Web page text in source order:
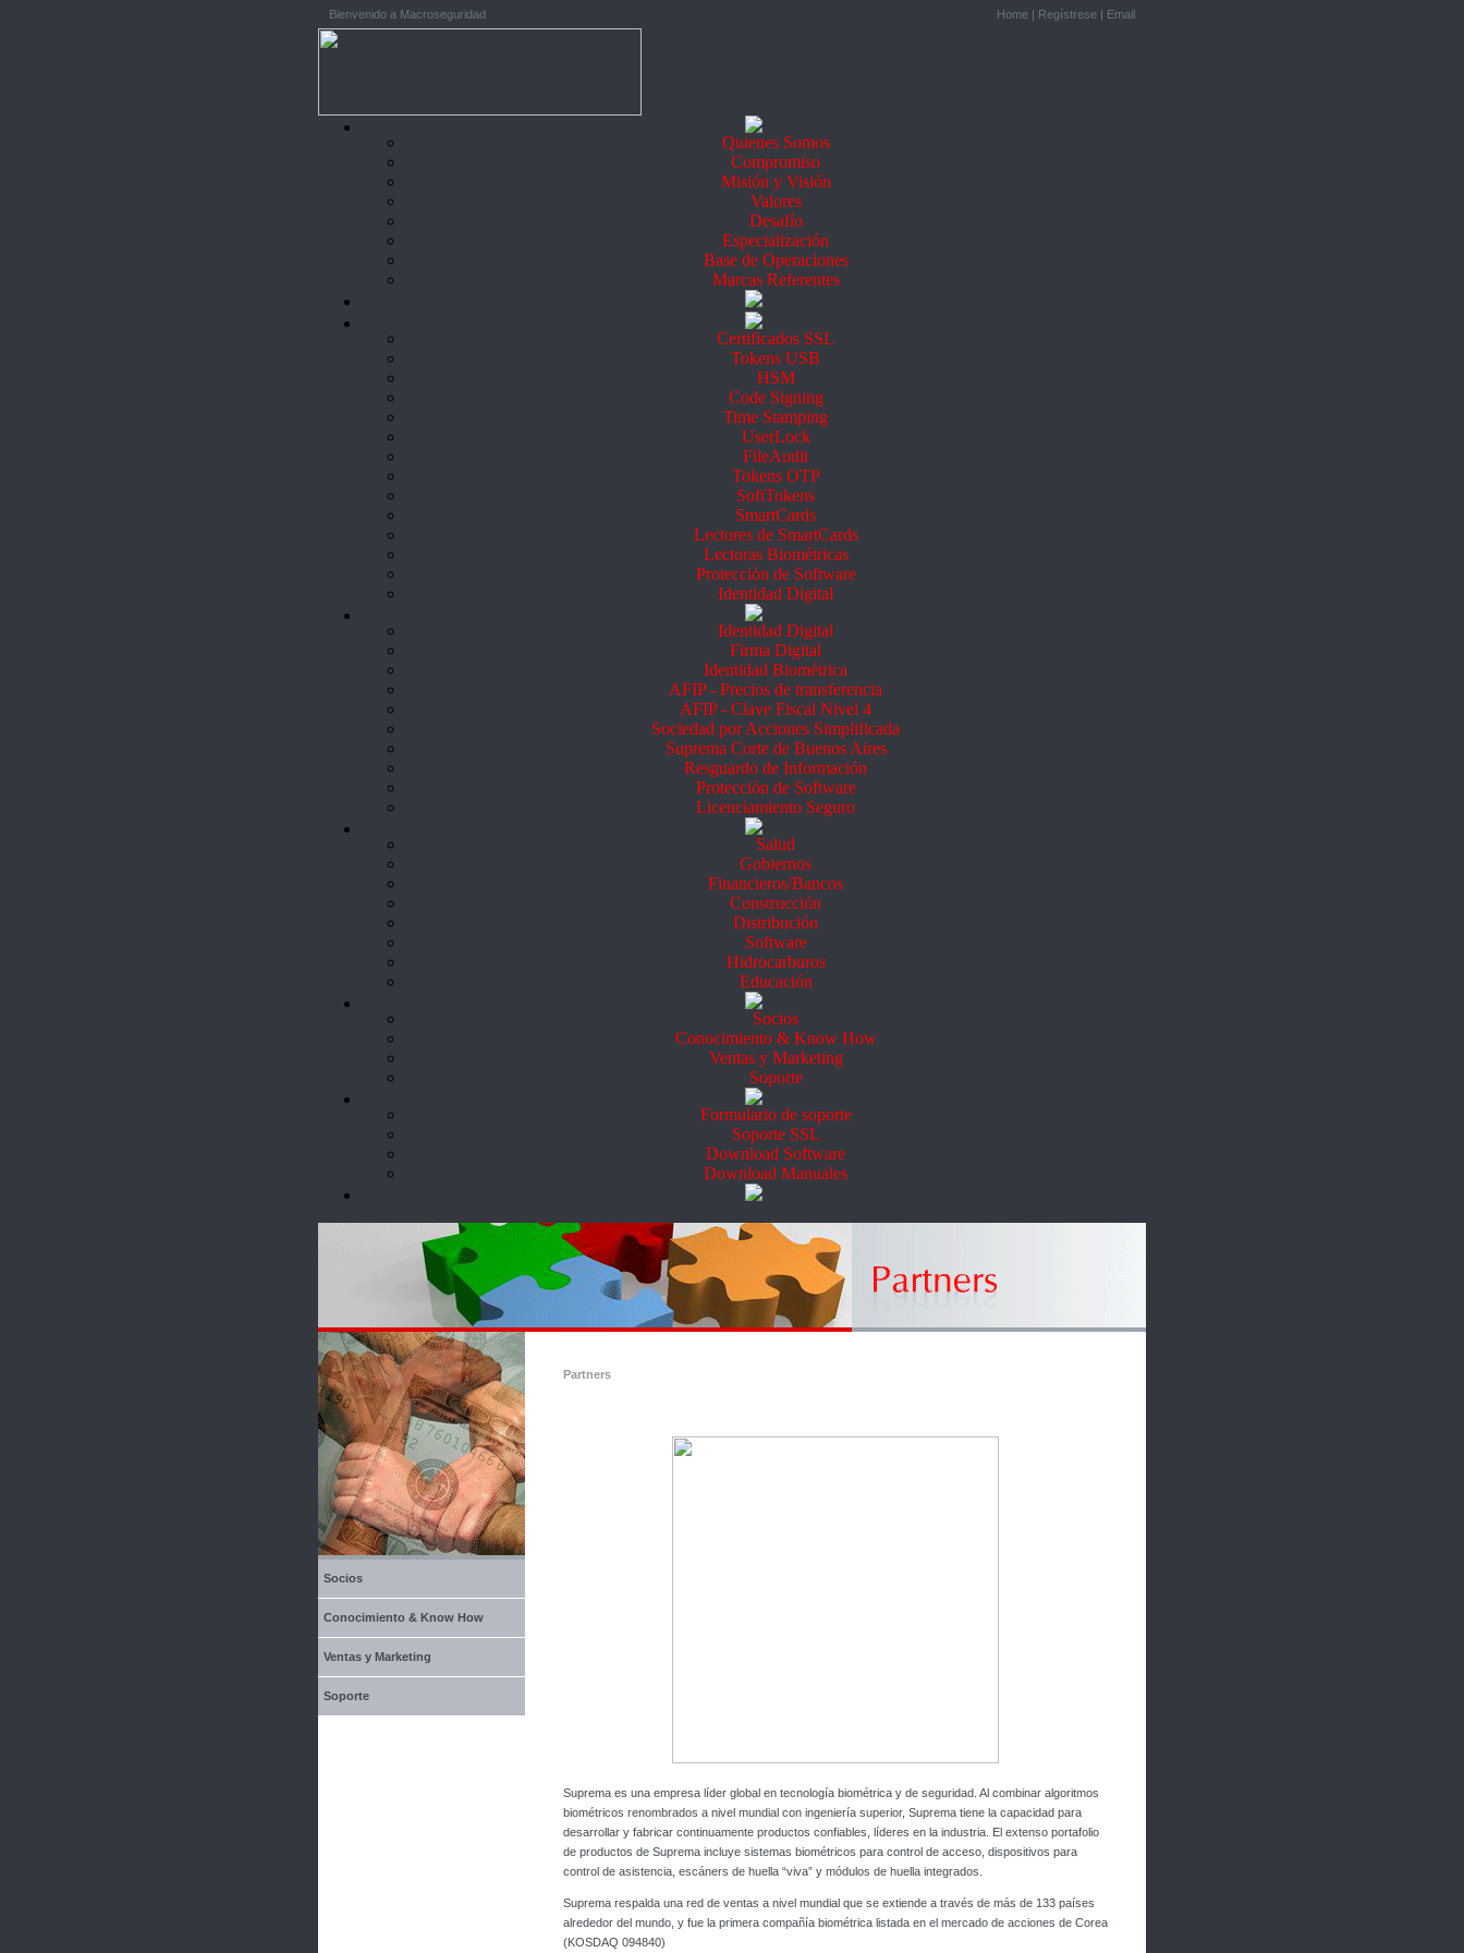
Bienvenido a Macroseguridad Home | Regístrese | Email
Quienes Somos
Compromiso
Misión y Visión
Valores
Desafío
Especialización
Base de Operaciones
Marcas Referentes
Certificados SSL
Tokens USB
HSM
Code Signing
Time Stamping
UserLock
FileAudit
Tokens OTP
SoftTokens
SmartCards
Lectores de SmartCards
Lectoras Biométricas
Protección de Software
Identidad Digital
Identidad Digital
Firma Digital
Identidad Biométrica
AFIP - Precios de transferencia
AFIP - Clave Fiscal Nivel 4
Sociedad por Acciones Simplificada
Suprema Corte de Buenos Aires
Resguardo de Información
Protección de Software
Licenciamiento Seguro
Salud
Gobiernos
Financieros/Bancos
Construcción
Distribución
Software
Hidrocarburos
Educación
Socios
Conocimiento & Know How
Ventas y Marketing
Soporte
Formulario de soporte
Soporte SSL
Download Software
Download Manuales
Socios
Conocimiento & Know How
Ventas y Marketing
Soporte
Partners
Suprema es una empresa líder global en tecnología biométrica y de seguridad. Al combinar algoritmos
biométricos renombrados a nivel mundial con ingeniería superior, Suprema tiene la capacidad para
desarrollar y fabricar continuamente productos confiables, líderes en la industria. El extenso portafolio
de productos de Suprema incluye sistemas biométricos para control de acceso, dispositivos para
control de asistencia, escáners de huella “viva” y módulos de huella integrados.
Suprema respalda una red de ventas a nivel mundial que se extiende a través de más de 133 países
alrededor del mundo, y fue la primera compañía biométrica listada en el mercado de acciones de Corea
(KOSDAQ 094840)